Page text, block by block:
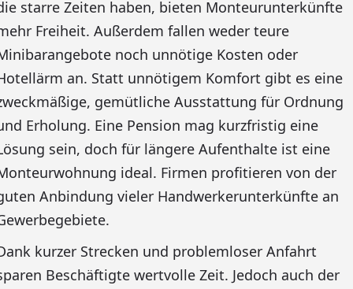
starre Zeiten haben, bieten Monteurunterkünfte
Freiheit. Außerdem fallen weder teure
noch unnötige Kosten oder
an. Statt unnötigem Komfort gibt es eine
gemütliche Ausstattung für Ordnung
Erholung. Eine Pension mag kurzfristig eine
sein, doch für längere Aufenthalte ist eine
ideal. Firmen profitieren von der
Anbindung vieler Handwerkerunterkünfte an
kurzer Strecken und problemloser Anfahrt
Beschäftigte wertvolle Zeit. Jedoch auch der